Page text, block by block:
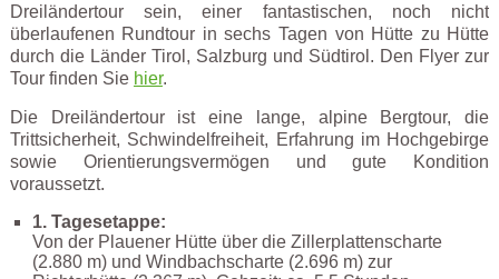
Dreiländertour sein, einer fantastischen, noch nicht
überlaufenen Rundtour in sechs Tagen von Hütte zu Hütte
durch die Länder Tirol, Salzburg und Südtirol. Den Flyer zur
Tour finden Sie hier.
Die Dreiländertour ist eine lange, alpine Bergtour, die
Trittsicherheit, Schwindelfreiheit, Erfahrung im Hochgebirge
sowie Orientierungsvermögen und gute Kondition
voraussetzt.
1. Tagesetappe:
Von der Plauener Hütte über die Zillerplattenscharte
(2.880 m) und Windbachscharte (2.696 m) zur